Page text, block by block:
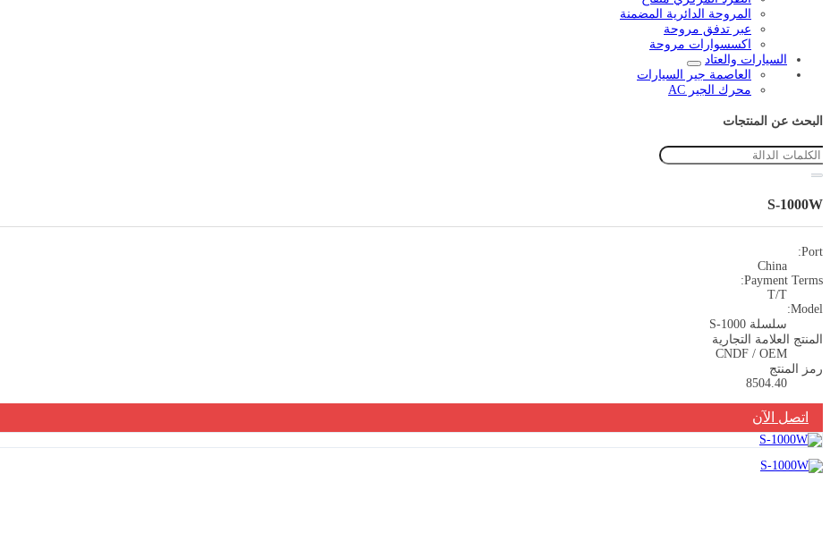
المروحة الدائرية المضمنة
عبر تدفق مروحة
اكسسوارات مروحة
السيارات والعتاد
العاصمة جير السيارات
محرك الجير AC
البحث عن المنتجات
S-1000W
Port:
China
Payment Terms:
T/T
Model:
سلسلة S-1000
المنتج العلامة التجارية
CNDF / OEM
رمز المنتج
8504.40
اتصل الآن